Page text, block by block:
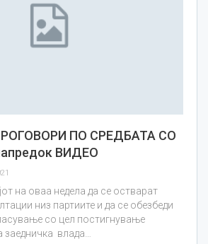
ПО СРЕДБАТА СО
ВИДЕО
на оваа недела да се остварат
низ партиите и да се обезбеди
со цел постигнување
влада…